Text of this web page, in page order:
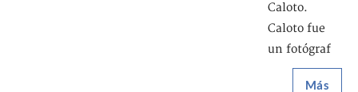
Caloto.
Caloto fue
un fotógraf
Más